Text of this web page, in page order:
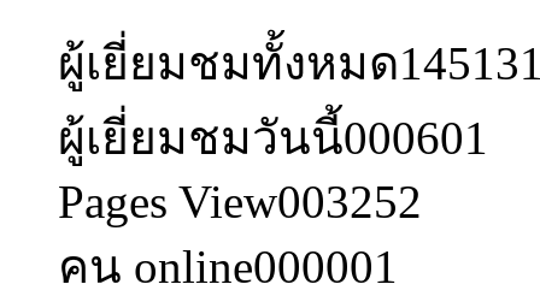
ผู้เยี่ยมชมทั้งหมด
ผู้เยี่ยมชมวันนี้000601
Pages View003252
คน online000001